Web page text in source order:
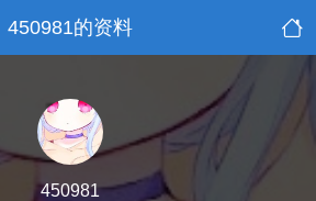
450981的资料
450981